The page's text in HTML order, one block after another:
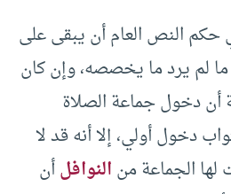
النص العام أن يبقى على
ما لم يرد ما يخصصه، وإن كان
أن دخول جماعة الصلاة
دخول أولي، إلا أنه قد لا
الجماعة منالنوافلأن